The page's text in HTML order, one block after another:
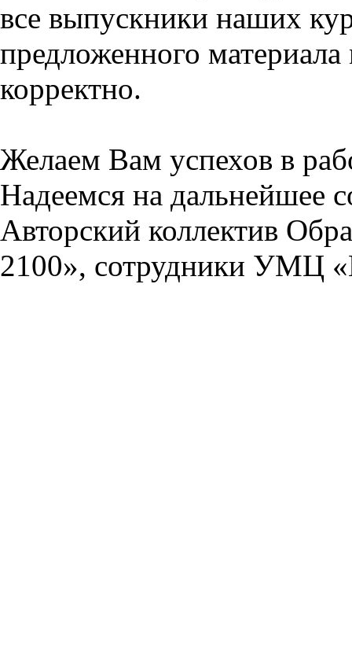
все выпускники наших
предложенного
корректно.
Желаем Вам успехов в
Надеемся на дальнейшее
Авторский коллектив
2100», сотрудники УМЦ